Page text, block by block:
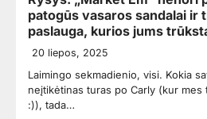
patogūs vasaros sandalai ir
paslauga, kurios jums
20 liepos, 2025
Laimingo sekmadienio, visi. Kokia
neįtikėtinas turas po Carly (kur mes
:)), tada…